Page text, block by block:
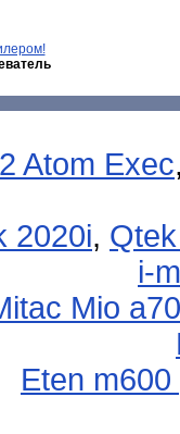
Atom Exec
2020i,
i-
Mio
Eten m600